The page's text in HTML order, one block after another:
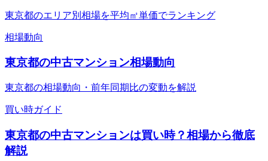
東京都のエリア別相場を平均㎡単価でランキング
相場動向
東京都の中古マンション相場動向
東京都の相場動向・前年同期比の変動を解説
買い時ガイド
東京都の中古マンションは買い時？相場から徹底
解説